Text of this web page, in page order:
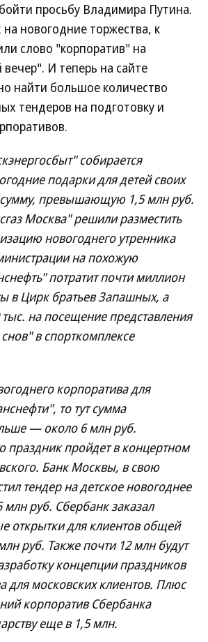
просьбу Владимира Путина.
новогодние торжества, к
слово "корпоратив" на
И теперь на сайте
найти большое количество
тендеров на подготовку и
собирается
подарки для детей своих
сумму, превышающую 1,5 млн руб.
Москва" решили разместить
новогоднего утренника
на похожую
потратит почти миллион
в Цирк братьев Запашных, а
тыс. на посещение представления
в спорткомплексе
корпоратива для
то тут сумма
— около 6 млн руб.
праздник пройдет в концертном
Банк Москвы, в свою
тендер на детское новогоднее
млн руб. Сбербанк заказал
открытки для клиентов общей
руб. Также почти 12 млн будут
концепции праздников
для московских клиентов. Плюс
корпоратив Сбербанка
еще в 1,5 млн.